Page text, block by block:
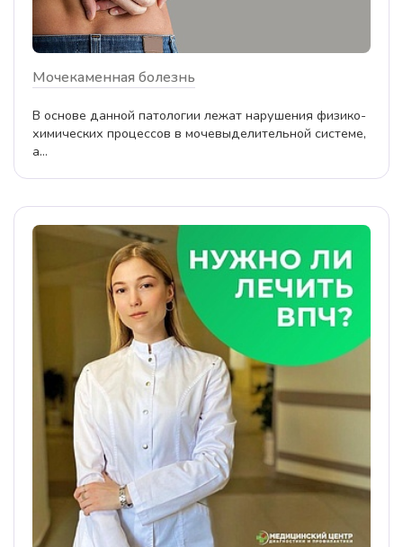
Мочекаменная болезнь
В основе данной патологии лежат нарушения физико-
химических процессов в мочевыделительной системе,
а...